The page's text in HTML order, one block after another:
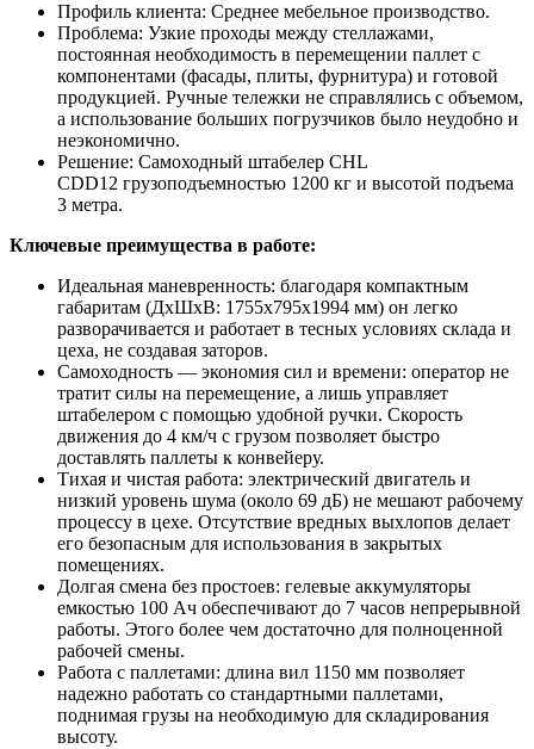
Профиль клиента: Среднее мебельное производство.
Проблема: Узкие проходы между стеллажами,
постоянная необходимость в перемещении паллет с
компонентами (фасады, плиты, фурнитура) и готовой
продукцией. Ручные тележки не справлялись с объемом,
а использование больших погрузчиков было неудобно и
неэкономично.
Решение: Самоходный штабелер CHL
CDD12 грузоподъемностью 1200 кг и высотой подъема
3 метра.
Ключевые преимущества в работе:
Идеальная маневренность: благодаря компактным
габаритам (ДхШхВ: 1755x795x1994 мм) он легко
разворачивается и работает в тесных условиях склада и
цеха, не создавая заторов.
Самоходность — экономия сил и времени: оператор не
тратит силы на перемещение, а лишь управляет
штабелером с помощью удобной ручки. Скорость
движения до 4 км/ч с грузом позволяет быстро
доставлять паллеты к конвейеру.
Тихая и чистая работа: электрический двигатель и
низкий уровень шума (около 69 дБ) не мешают рабочему
процессу в цехе. Отсутствие вредных выхлопов делает
его безопасным для использования в закрытых
помещениях.
Долгая смена без простоев: гелевые аккумуляторы
емкостью 100 Ач обеспечивают до 7 часов непрерывной
работы. Этого более чем достаточно для полноценной
рабочей смены.
Работа с паллетами: длина вил 1150 мм позволяет
надежно работать со стандартными паллетами,
поднимая грузы на необходимую для складирования
высоту.